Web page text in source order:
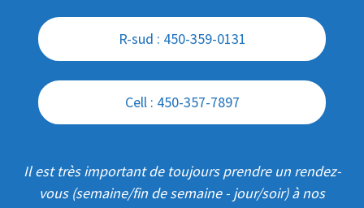
R-sud : 450-359-0131
Cell : 450-357-7897
Il est très important de toujours prendre un rendez-
vous (semaine/fin de semaine - jour/soir) à nos